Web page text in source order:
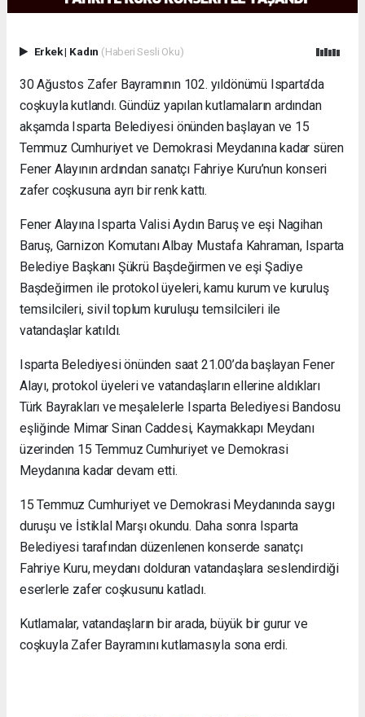
Erkek| Kadın (Haberi Sesli Oku)
30 Ağustos Zafer Bayramının 102. yıldönümü Isparta’da
coşkuyla kutlandı. Gündüz yapılan kutlamaların ardından
akşamda Isparta Belediyesi önünden başlayan ve 15
Temmuz Cumhuriyet ve Demokrasi Meydanına kadar süren
Fener Alayının ardından sanatçı Fahriye Kuru’nun konseri
zafer coşkusuna ayrı bir renk kattı.
Fener Alayına Isparta Valisi Aydın Baruş ve eşi Nagihan
Baruş, Garnizon Komutanı Albay Mustafa Kahraman, Isparta
Belediye Başkanı Şükrü Başdeğirmen ve eşi Şadiye
Başdeğirmen ile protokol üyeleri, kamu kurum ve kuruluş
temsilcileri, sivil toplum kuruluşu temsilcileri ile
vatandaşlar katıldı.
Isparta Belediyesi önünden saat 21.00’da başlayan Fener
Alayı, protokol üyeleri ve vatandaşların ellerine aldıkları
Türk Bayrakları ve meşalelerle Isparta Belediyesi Bandosu
eşliğinde Mimar Sinan Caddesi, Kaymakkapı Meydanı
üzerinden 15 Temmuz Cumhuriyet ve Demokrasi
Meydanına kadar devam etti.
15 Temmuz Cumhuriyet ve Demokrasi Meydanında saygı
duruşu ve İstiklal Marşı okundu. Daha sonra Isparta
Belediyesi tarafından düzenlenen konserde sanatçı
Fahriye Kuru, meydanı dolduran vatandaşlara seslendirdiği
eserlerle zafer coşkusunu katladı.
Kutlamalar, vatandaşların bir arada, büyük bir gurur ve
coşkuyla Zafer Bayramını kutlamasıyla sona erdi.